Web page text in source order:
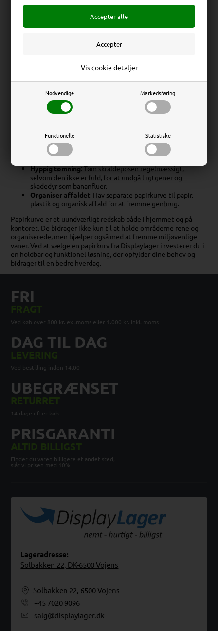
Nødvendige Markedsføring
Funktionelle Statistiske
Vis cookie detaljer
typer affald kan du bidrage til et mere bæredygtigt miljø. På
kontorer kan sortering af affald reducere udgifterne, da store
At vælge den rigtige papirkurv er afgørende for at opfylde dine
behov og passe til miljøet. Overvej faktorer som størrelse,
materiale og design, når du vælger en papirkurv. En god
papirkurv skal være holdbar, let at rengøre og have et design,
der passer til din indretning.
Praktiske Tips til Brug af Papirkurve
Brug skraldeposer
: De hjælper med at holde papirkurven
Hyppig tømning: Tøm skraldeposen regelmæssigt,
selvom den ikke er fuld, for at undgå lugtgener og
skadedyr som bananfluer.
Organiser affaldet: Hav separate papirkurve til papir,
plastik og organisk affald for at fremme genbrug.
Papirkurve er et uundværligt redskab både i hjemmet og på
kontoret. De bidrager ikke kun til at holde områderne rene og
organiserede, men hjælper også med at fremme miljøvenlige
vaner. Ved at vælge en papirkurv fra Displaylager investerer du i
en holdbar og funktionel løsning, der opfylder dine behov og
bidrager til en bedre hverdag.
FRI
FRAGT
Ved køb over 800 kr. ex .moms eller 1.000 kr. inkl. moms
DAG TIL DAG
LEVERING
Ved bestilling inden 14.00
UBEGRÆNSET
RETURRET
14 dage efter køb
PRISGARANTI
ALTID BILLIGST
Finder du varen billigere et andet sted,
slår vi prisen med 10%
Lageradresse:
Solbakken 22, DK-6500 Vojens
Solbakken 22, 6500 Vojens
+45 7020 9096
salg@displaylager.dk
Erhverv
Priser ekskl. moms
Privat
Priser inkl. moms